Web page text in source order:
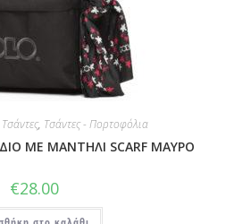
Τσάντες, Τσάντες - Πορτοφόλια
ΜΕ ΜΑΝΤΗΛΙ SCARF ΜΑΥΡΟ
€28.00